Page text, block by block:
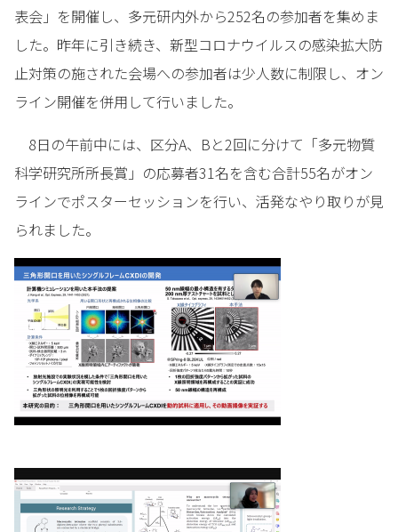
表会」を開催し、多元研内外から252名の参加者を集めま
した。昨年に引き続き、新型コロナウイルスの感染拡大防
止対策の施された会場への参加者は少人数に制限し、オン
ライン開催を併用して行いました。
8日の午前中には、区分A、Bと2回に分けて「多元物質
科学研究所所長賞」の応募者31名を含む合計55名がオン
ラインでポスターセッションを行い、活発なやり取りが見
られました。